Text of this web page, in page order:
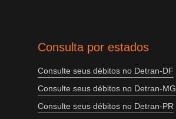
Consulta por estados
Consulte seus débitos no Detran-DF
Consulte seus débitos no Detran-MG
Consulte seus débitos no Detran-PR